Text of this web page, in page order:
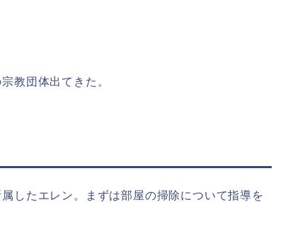
教団体出てきた。
したエレン。まずは部屋の掃除について指導を